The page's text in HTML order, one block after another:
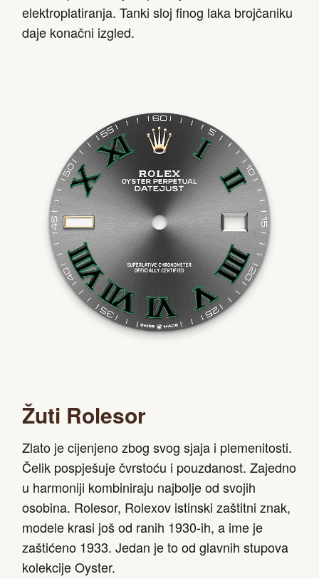
elektroplatiranja. Tanki sloj finog laka brojčaniku
daje konačni izgled.
Žuti Rolesor
Zlato je cijenjeno zbog svog sjaja i plemenitosti.
Čelik pospješuje čvrstoću i pouzdanost. Zajedno
u harmoniji kombiniraju najbolje od svojih
osobina. Rolesor, Rolexov istinski zaštitni znak,
modele krasi još od ranih 1930-ih, a ime je
zaštićeno 1933. Jedan je to od glavnih stupova
kolekcije Oyster.